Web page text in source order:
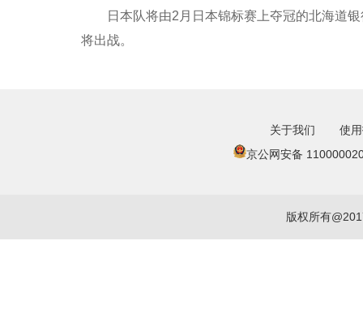
日本队将由2月日本锦标赛上夺冠的北海道银
将出战。
关于我们
使
京公网安备
版权所有